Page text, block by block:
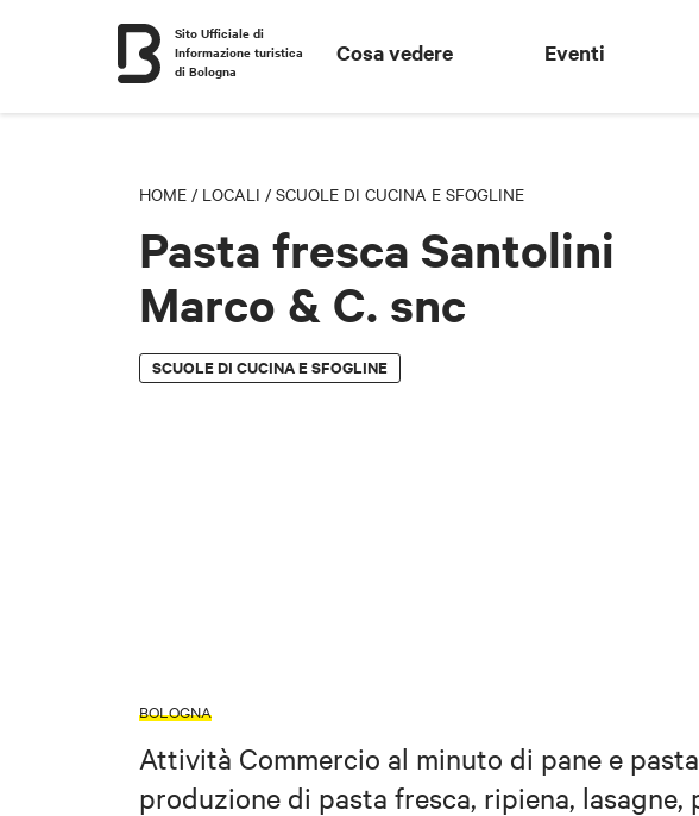
Sito Ufficiale di
Informazione turistica
di Bologna
Cosa vedere Eventi
HOME / LOCALI / SCUOLE DI CUCINA E SFOGLINE
Pasta fresca Santolini
Marco & C. snc
SCUOLE DI CUCINA E SFOGLINE
BOLOGNA
Attività Commercio al minuto di pane e
produzione di pasta fresca, ripiena,